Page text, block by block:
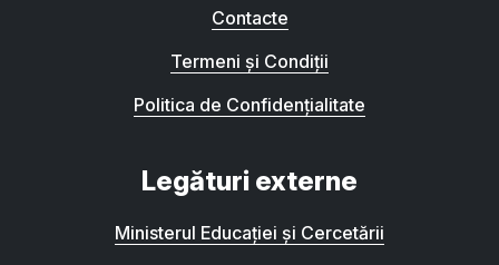
Contacte
Termeni și Condiții
Politica de Confidențialitate
Legături externe
Ministerul Educației și Cercetării